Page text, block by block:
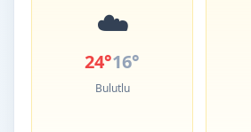
☁️
24°16°
Bulutlu